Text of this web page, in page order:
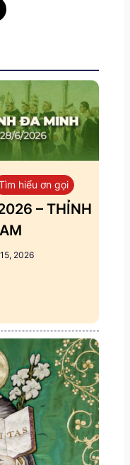
hiểu ơn gọi
– THỈNH
2026